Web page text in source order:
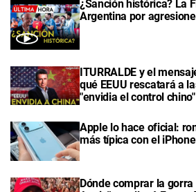
¿Sanción histórica? La
Argentina por
ITURRALDE y el
qué EEUU rescatará a
"envidia el control chino"
Apple lo hace oficial:
más típica con el
Dónde comprar la